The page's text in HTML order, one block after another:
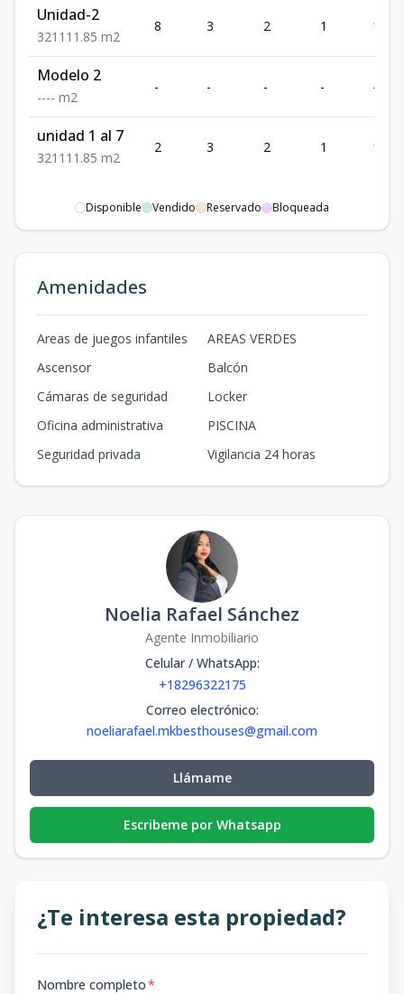
Unidad-2
321 111.85 m2
8 3 2 1
Modelo 2
---- m2
- - - - -
unidad 1 al 7
321 111.85 m2
2 3 2 1
Disponible Vendido Reservado Bloqueada
Amenidades
Areas de juegos infantiles
AREAS VERDES
Ascensor
Balcón
Cámaras de seguridad
Locker
Oficina administrativa
PISCINA
Seguridad privada
Vigilancia 24 horas
Noelia Rafael Sánchez
Agente Inmobiliario
Celular / WhatsApp:
+18296322175
Correo electrónico:
noeliarafael.mkbesthouses@gmail.com
Llámame
Escribeme por Whatsapp
¿Te interesa esta propiedad?
Nombre completo*